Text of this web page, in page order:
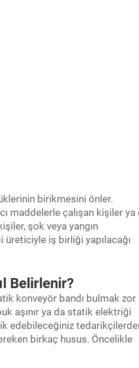
birikmesini önler.
maddelerle çalışan kişiler ya
şok veya yangın
iş birliği yapılacağı
Belirlenir?
konveyör bandı bulmak zor
aşınır ya da statik elektriği
edebileceğiniz
birkaç husus. Öncelikle